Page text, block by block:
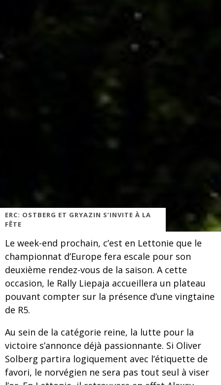
ERC: OSTBERG ET GRYAZIN S’INVITE À LA
FÊTE
Le week-end prochain, c’est en Lettonie que le
championnat d’Europe fera escale pour son
deuxième rendez-vous de la saison. A cette
occasion, le Rally Liepaja accueillera un plateau
pouvant compter sur la présence d’une vingtaine
de R5.
Au sein de la catégorie reine, la lutte pour la
victoire s’annonce déjà passionnante. Si Oliver
Solberg partira logiquement avec l’étiquette de
favori, le norvégien ne sera pas tout seul à viser